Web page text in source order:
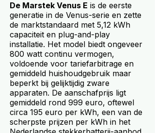
De Marstek Venus E is de eerste
generatie in de Venus-serie en zette
de marktstandaard met 5,12 kWh
capaciteit en plug-and-play
installatie. Het model biedt ongeveer
800 watt continu vermogen,
voldoende voor tariefarbitrage en
gemiddeld huishoudgebruik maar
beperkt bij gelijktijdig zware
apparaten. De aanschafprijs ligt
gemiddeld rond 999 euro, oftewel
circa 195 euro per kWh, een van de
scherpste prijzen per kWh in het